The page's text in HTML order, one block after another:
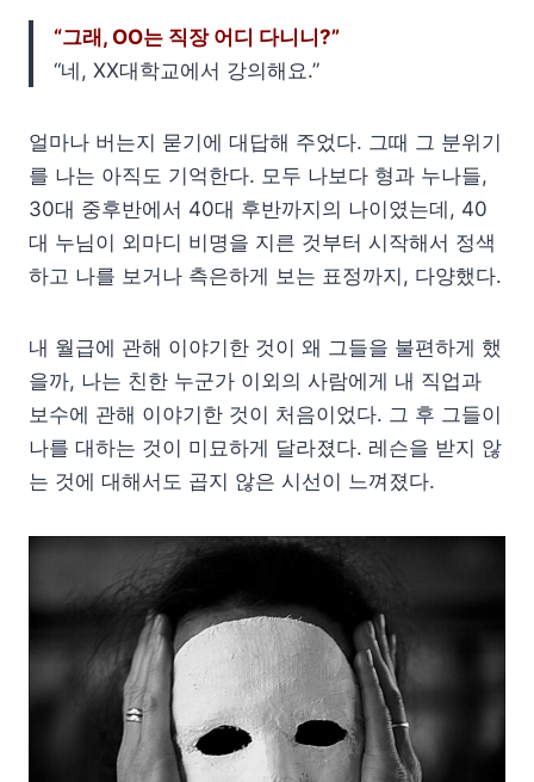
“그래, OO는 직장 어디 다니니?”
“네, XX대학교에서 강의해요.”
얼마나 버는지 묻기에 대답해 주었다. 그때 그 분위기
를 나는 아직도 기억한다. 모두 나보다 형과 누나들,
30대 중후반에서 40대 후반까지의 나이였는데, 40
대 누님이 외마디 비명을 지른 것부터 시작해서 정색
하고 나를 보거나 측은하게 보는 표정까지, 다양했다.
내 월급에 관해 이야기한 것이 왜 그들을 불편하게 했
을까, 나는 친한 누군가 이외의 사람에게 내 직업과
보수에 관해 이야기한 것이 처음이었다. 그 후 그들이
나를 대하는 것이 미묘하게 달라졌다. 레슨을 받지 않
는 것에 대해서도 곱지 않은 시선이 느껴졌다.